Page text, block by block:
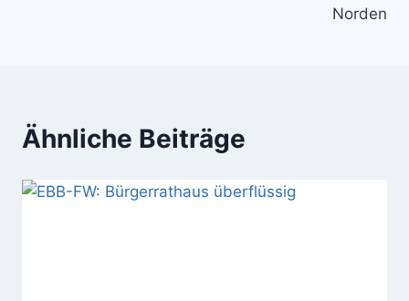
Norden
Ähnliche Beiträge